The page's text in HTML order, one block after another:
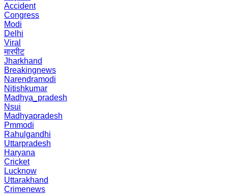
Accident
Congress
Modi
Delhi
Viral
मारपीट
Jharkhand
Breakingnews
Narendramodi
Nitishkumar
Madhya_pradesh
Nsui
Madhyapradesh
Pmmodi
Rahulgandhi
Uttarpradesh
Haryana
Cricket
Lucknow
Uttarakhand
Crimenews